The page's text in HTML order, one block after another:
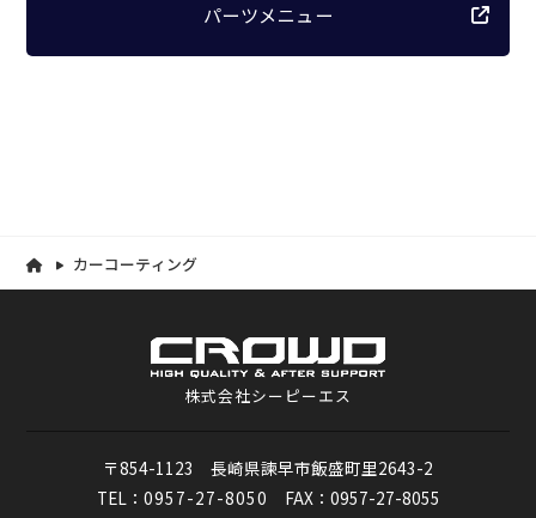
パーツメニュー
カーコーティング
株式会社シーピーエス
〒854-1123 長崎県諫早市飯盛町里2643-2
TEL： 0957-27-8050 FAX：0957-27-8055